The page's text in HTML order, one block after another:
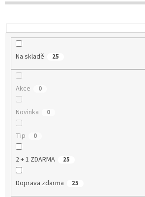
k
t
Na skladě 25
Akce 0
Novinka 0
Tip 0
2 + 1 ZDARMA 25
Doprava zdarma 25